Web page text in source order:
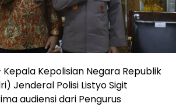
Kepala Kepolisian Negara Republik
Jenderal Polisi Listyo Sigit
audiensi dari Pengurus